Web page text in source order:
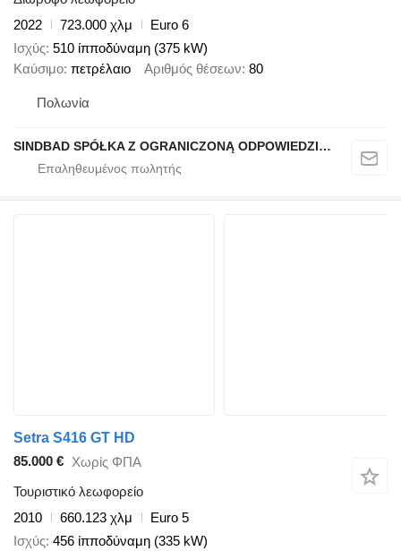
2022
723.000 χλμ
Euro 6
Ισχύς 510 ίπποδύναμη (375 kW)
Καύσιμο πετρέλαιο Αριθμός θέσεων 80
Πολωνία
SINDBAD SPÓŁKA Z OGRANICZONĄ ODPOWIEDZIALNOŚCIĄ
Setra S416 GT HD
85.000 € Χωρίς ΦΠΑ
Τουριστικό λεωφορείο
2010
660.123 χλμ
Euro 5
Ισχύς 456 ίπποδύναμη (335 kW)